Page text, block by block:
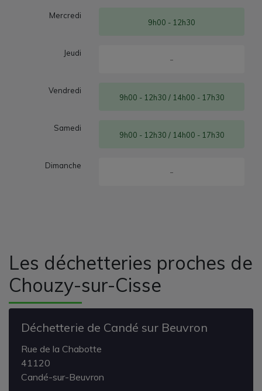
Les déchetteries proches de
Chouzy-sur-Cisse
Déchetterie de Candé sur Beuvron
Rue de la Chabotte
41120
Candé-sur-Beuvron
Mercredi
9h00 - 12h30
Jeudi
-
Vendredi
9h00 - 12h30 / 14h00 - 17h30
Samedi
9h00 - 12h30 / 14h00 - 17h30
Dimanche
-